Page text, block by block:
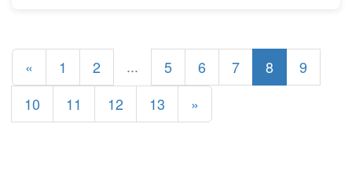
« 1 2 ... 5 6 7 8
9
10
11 12 13 »